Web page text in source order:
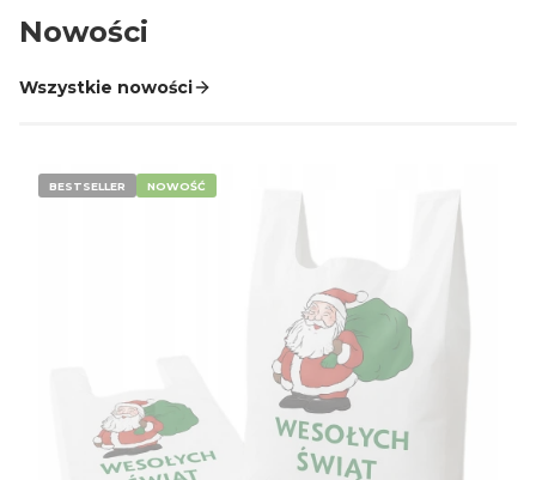
Nowości
Wszystkie nowości
BESTSELLER NOWOŚĆ